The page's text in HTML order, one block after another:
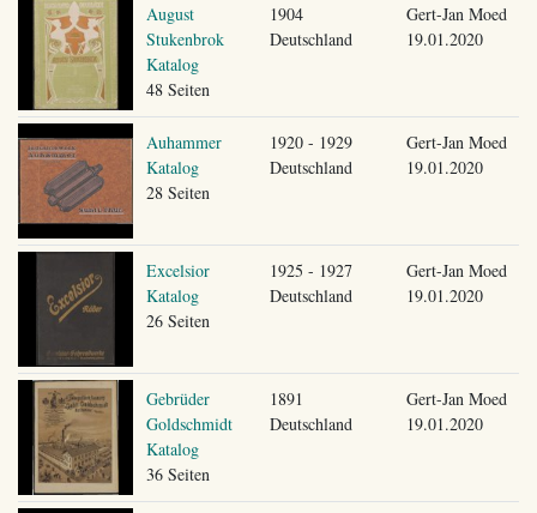
August
Stukenbrok
Katalog
48 Seiten
1904
Deutschland
Gert-Jan Moed
19.01.2020
Auhammer
Katalog
28 Seiten
1920 - 1929
Deutschland
Gert-Jan Moed
19.01.2020
Excelsior
Katalog
26 Seiten
1925 - 1927
Deutschland
Gert-Jan Moed
19.01.2020
Gebrüder
Goldschmidt
Katalog
36 Seiten
1891
Deutschland
Gert-Jan Moed
19.01.2020